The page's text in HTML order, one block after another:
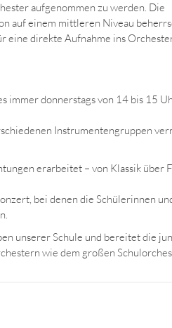
aufgenommen zu werden. Die
auf einem mittleren Niveau
eine direkte Aufnahme ins
immer donnerstags von 14 bis 15
Instrumentengruppen
erarbeitet – von Klassik über
bei denen die Schülerinnen
unserer Schule und bereitet die
wie dem großen